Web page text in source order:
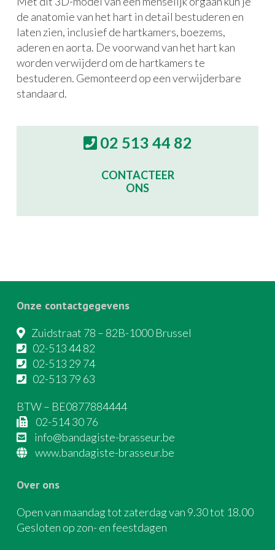
de anatomie van het hart in detail bestuderen en
laten zien, inclusief de hartkamers, boezems,
aderen en aorta. De voorwand van het hart kan
worden verwijderd om de hartkamers te
bestuderen. Gemonteerd op een verwijderbare
standaard.
02 513 44 82
CONTACTEER
ONS
Onze contactgegevens
Zuidstraat 78 – 82B-1000 Brussel
02-513 44 82
02-513 29 74
02-513 79 63
BTW – BE0877884444
02-514 30 76
info@bandagiste-brasseur.be
www.bandagiste-brasseur.be
Over ons
Open van maandag tot zaterdag van 9.30 tot 18.00
Gesloten op zon- en feestdagen